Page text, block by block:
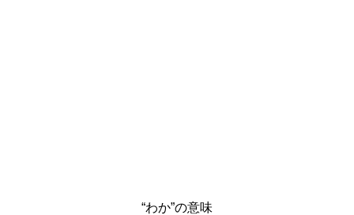
“わか”の意味